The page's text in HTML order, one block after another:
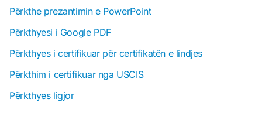
Përkthe prezantimin e PowerPoint
Përkthyesi i Google PDF
Përkthyes i certifikuar për certifikatën e lindjes
Përkthim i certifikuar nga USCIS
Përkthyes ligjor